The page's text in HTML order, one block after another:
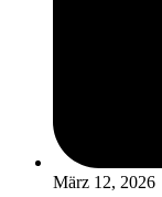
März 12, 2026